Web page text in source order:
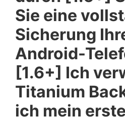
Sie eine
Sicherung
Android-
[1.6+] Ich
Titanium
ich mein